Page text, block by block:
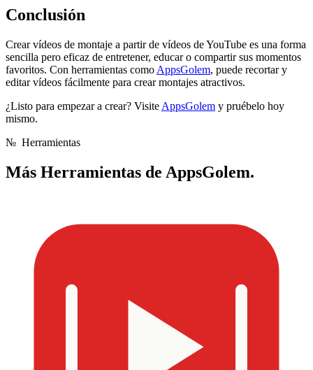
Conclusión
Crear vídeos de montaje a partir de vídeos de YouTube es una forma
sencilla pero eficaz de entretener, educar o compartir sus momentos
favoritos. Con herramientas como AppsGolem, puede recortar y
editar vídeos fácilmente para crear montajes atractivos.
¿Listo para empezar a crear? Visite AppsGolem y pruébelo hoy
mismo.
№ Herramientas
Más Herramientas de AppsGolem.